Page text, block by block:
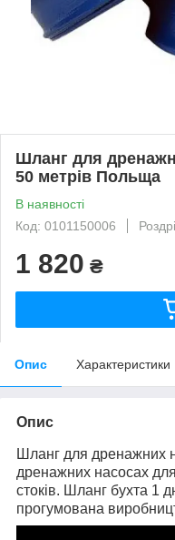
Шланг для
50 метрів Польща
В наявності
Код: 0101150006
1 820 ₴
Опис Характеристики
Опис
Шланг для дренажних
дренажних насосах
стоків. Шланг бухта 1
прогумована